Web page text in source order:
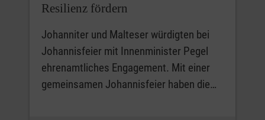
Resilienz fördern
Johanniter und Malteser würdigten bei
Johannisfeier mit Innenminister Pegel
ehrenamtliches Engagement. Mit einer
gemeinsamen Johannisfeier haben die…